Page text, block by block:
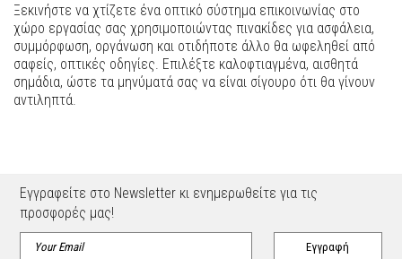
Ξεκινήστε να χτίζετε ένα οπτικό σύστημα επικοινωνίας στο
χώρο εργασίας σας χρησιμοποιώντας πινακίδες για ασφάλεια,
συμμόρφωση, οργάνωση και οτιδήποτε άλλο θα ωφεληθεί από
σαφείς, οπτικές οδηγίες. Επιλέξτε καλοφτιαγμένα, αισθητά
σημάδια, ώστε τα μηνύματά σας να είναι σίγουρο ότι θα γίνουν
αντιληπτά.
Εγγραφείτε στο Newsletter κι ενημερωθείτε για τις
προσφορές μας!